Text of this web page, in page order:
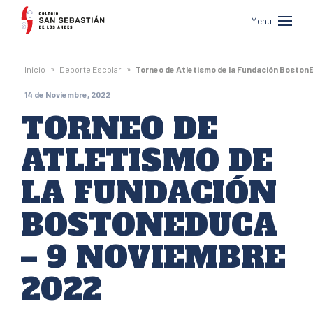
Colegio
San
Sebastián
de
Los
Andes
Menu
Inicio » Deporte Escolar » Torneo de Atletismo de la Fundación
14 de Noviembre, 2022
TORNEO DE
ATLETISMO DE
LA FUNDACIÓN
BOSTONEDUCA
– 9 NOVIEMBRE
2022